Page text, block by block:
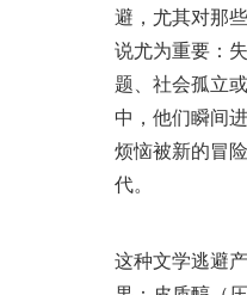
避，尤其对那
说尤为重要：
题、社会孤立
中，他们瞬间
烦恼被新的冒
代。
这种文学逃避